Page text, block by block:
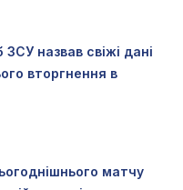
назвав свіжі дані
вторгнення в
матчу